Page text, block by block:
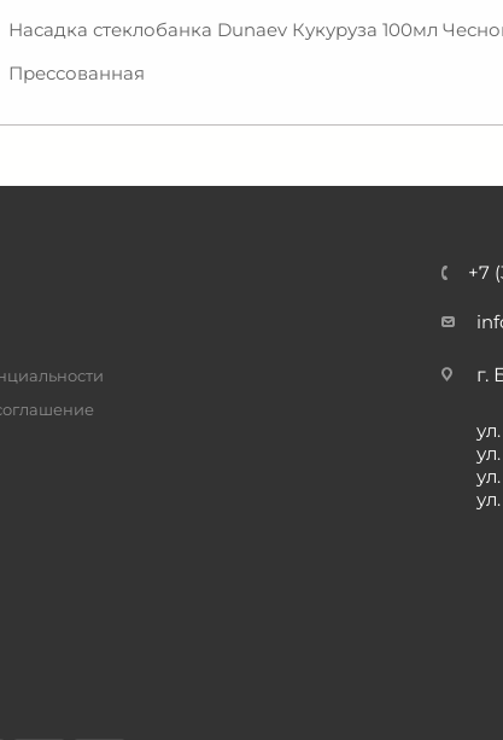
Насадка стеклобанка Dunaev Кукуруза 100мл
Прессованная
+7
г.